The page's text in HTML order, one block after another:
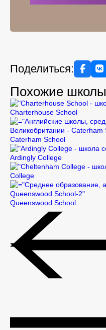
Поделиться:
Похожие школы
Charterhouse School
Caterham School
Ardingly College
College
Queenswood School